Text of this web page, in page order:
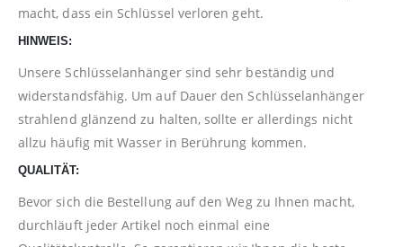
macht, dass ein Schlüssel verloren geht.
HINWEIS:
Unsere Schlüsselanhänger sind sehr beständig und
widerstandsfähig. Um auf Dauer den Schlüsselanhänger
strahlend glänzend zu halten, sollte er allerdings nicht
allzu häufig mit Wasser in Berührung kommen.
QUALITÄT:
Bevor sich die Bestellung auf den Weg zu Ihnen macht,
durchläuft jeder Artikel noch einmal eine